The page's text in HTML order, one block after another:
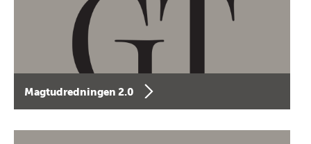
Magtudredningen 2.0